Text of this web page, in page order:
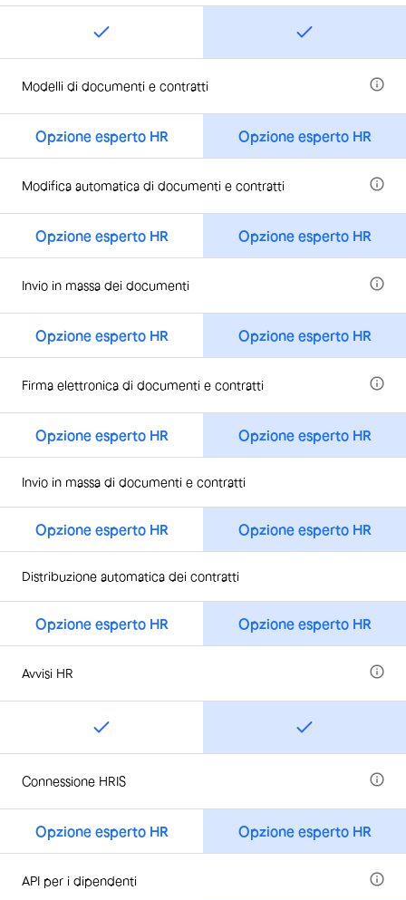
Modelli di documenti e contratti
Opzione esperto HR Opzione esperto HR
Modifica automatica di documenti e contratti
Opzione esperto HR Opzione esperto HR
Invio in massa dei documenti
Opzione esperto HR Opzione esperto HR
Firma elettronica di documenti e contratti
Opzione esperto HR Opzione esperto HR
Invio in massa di documenti e contratti
Opzione esperto HR Opzione esperto HR
Distribuzione automatica dei contratti
Opzione esperto HR Opzione esperto HR
Avvisi HR
Connessione HRIS
Opzione esperto HR Opzione esperto HR
API per i dipendenti